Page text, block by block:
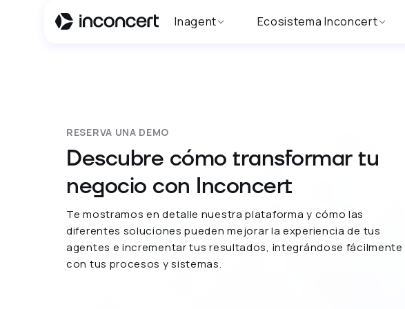
Inagent Ecosistema Inconcert
RESERVA UNA DEMO
Descubre cómo transformar tu
negocio con Inconcert
Te mostramos en detalle nuestra plataforma y cómo las
diferentes soluciones pueden mejorar la experiencia de tus
agentes e incrementar tus resultados, integrándose fácilmente
con tus procesos y sistemas.